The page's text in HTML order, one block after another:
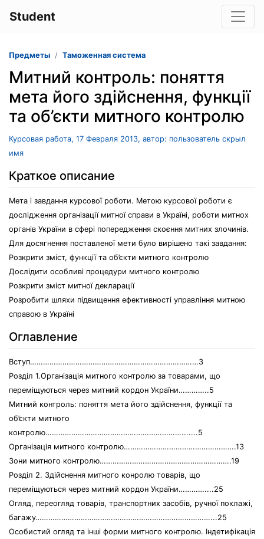
Student
Предметы Таможенная система
Митний контроль: поняття
мета його здійснення, функції
та об’єкти митного контролю
Курсовая работа, 17 Февраля 2013, автор: пользователь скрыл
имя
Краткое описание
Мета і завдання курсової роботи. Метою курсової роботи є
дослідження організації митної справи в Україні, роботи митнох
органів України в сфері попередження скоєння митних злочинів.
Для досягнення поставленої мети було вирішено такі завдання:
Розкрити зміст, функції та об’єкти митного контролю
Дослідити особливі процедури митного контролю
Розкрити зміст митної декларації
Розробити шляхи підвищення ефективності управління митною
справою в Україні
Оглавление
Вступ……………………………………………………………………3
Розділ 1.Організація митного контролю за товарами, що
переміщуються через митний кордон України…………..5
Митний контроль: поняття мета його здійснення, функції та
об’єкти митного
контролю……………………………………………………….......5
Організація митного контролю…………………………………………….13
Зони митного контролю…………………………………………………….19
Розділ 2. Здійснення митного конролю товарів, що
переміщуються через митний кордон України…………....25
Огляд, переогляд товарів, транспортних засобів, ручної поклажі,
багажу………………………………………………………………………...25
Особистий огляд та інші форми митного контролю. Індетифікація